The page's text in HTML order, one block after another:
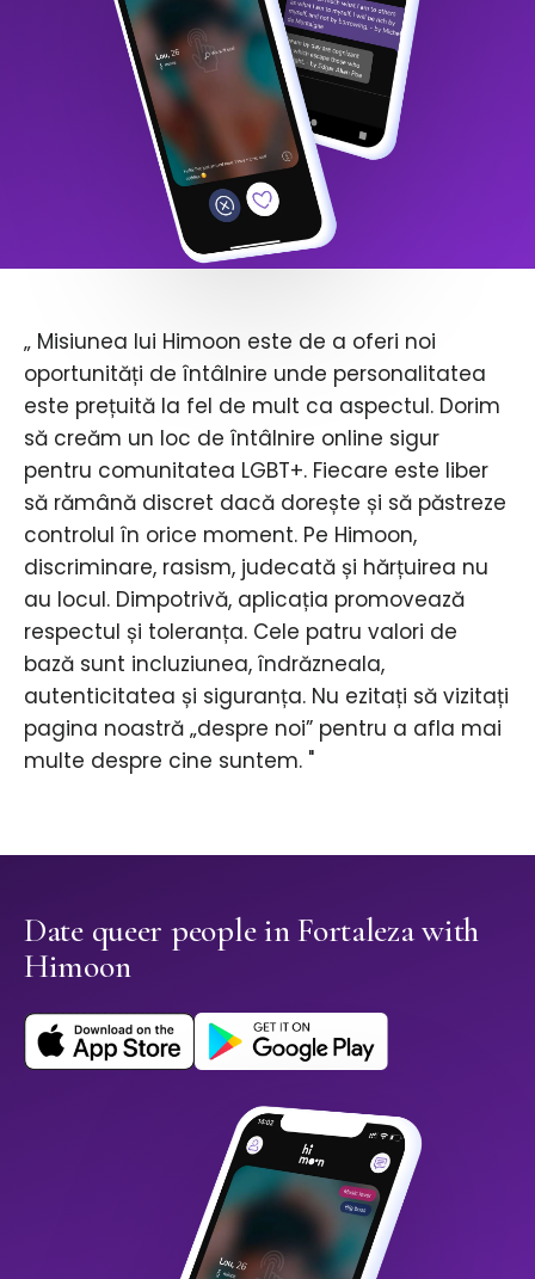
„ Misiunea lui Himoon este de a oferi noi
oportunități de întâlnire unde personalitatea
este prețuită la fel de mult ca aspectul. Dorim
să creăm un loc de întâlnire online sigur
pentru comunitatea LGBT+. Fiecare este liber
să rămână discret dacă dorește și să păstreze
controlul în orice moment. Pe Himoon,
discriminare, rasism, judecată și hărțuirea nu
au locul. Dimpotrivă, aplicația promovează
respectul și toleranța. Cele patru valori de
bază sunt incluziunea, îndrăzneala,
autenticitatea și siguranța. Nu ezitați să vizitați
pagina noastră „despre noi” pentru a afla mai
multe despre cine suntem. "
Date queer people in Fortaleza with
Himoon